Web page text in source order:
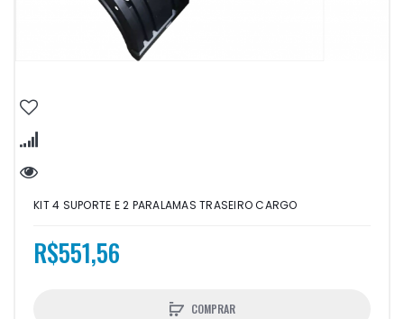
KIT 4 SUPORTE E 2 PARALAMAS TRASEIRO CARGO
R$551,56
COMPRAR